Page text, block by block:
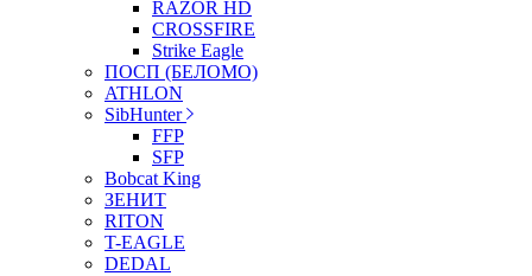
RAZOR HD
CROSSFIRE
Strike Eagle
ПОСП (БЕЛОМО)
ATHLON
SibHunter
FFP
SFP
Bobcat King
ЗЕНИТ
RITON
T-EAGLE
DEDAL